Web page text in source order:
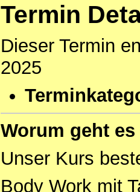
Termin
Dieser Termin
2025
Worum geht
Unser Kurs
Body Work mit